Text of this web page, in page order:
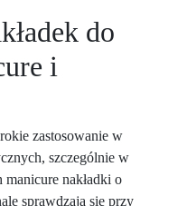
do
i
zastosowanie w
szczególnie w
nakładki o
sprawdzają się przy